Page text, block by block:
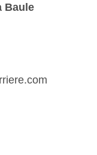
Baule